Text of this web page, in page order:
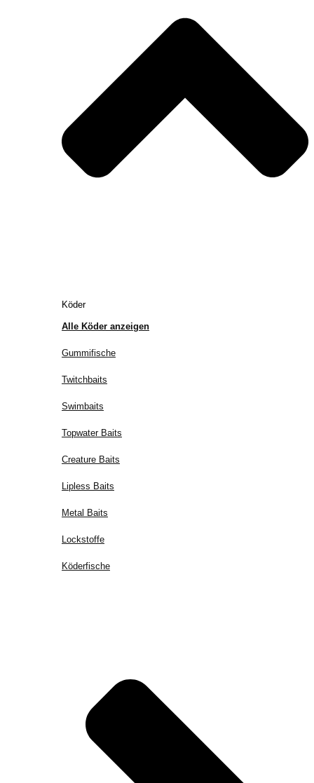
Köder
Alle Köder anzeigen
Gummifische
Twitchbaits
Swimbaits
Topwater Baits
Creature Baits
Lipless Baits
Metal Baits
Lockstoffe
Köderfische